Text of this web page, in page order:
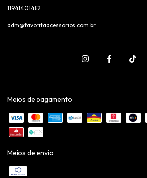
11941401482
adm@favoritaacessorios.com.br
Meios de pagamento
Meios de envio